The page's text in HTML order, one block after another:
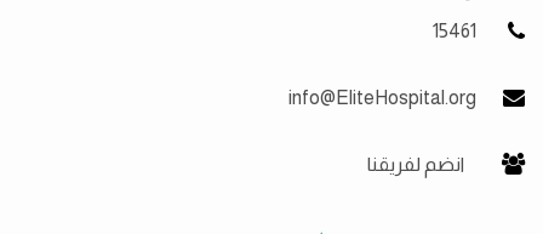
15461
info@EliteHospital.org
انضم لفريقنا